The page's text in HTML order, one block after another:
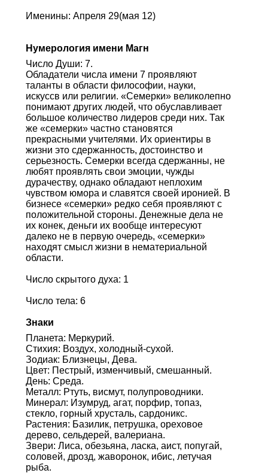
Именины: Апреля 29(мая 12)
Нумерология имени Магн
Число Души: 7.
Обладатели числа имени 7 проявляют
таланты в области философии, науки,
искуссв или религии. «Семерки» великолепно
понимают других людей, что обуславливает
большое количество лидеров среди них. Так
же «семерки» частно становятся
прекрасными учителями. Их ориентиры в
жизни это сдержанность, достоинство и
серьезность. Семерки всегда сдержанны, не
любят проявлять свои эмоции, чужды
дурачеству, однако обладают неплохим
чувством юмора и славятся своей иронией. В
бизнесе «семерки» редко себя проявляют с
положительной стороны. Денежные дела не
их конек, деньги их вообще интересуют
далеко не в первую очередь, «семерки»
находят смысл жизни в нематериальной
области.
Число скрытого духа: 1
Число тела: 6
Знаки
Планета: Меркурий.
Стихия: Воздух, холодный-сухой.
Зодиак: Близнецы, Дева.
Цвет: Пестрый, изменчивый, смешанный.
День: Среда.
Металл: Ртуть, висмут, полупроводники.
Минерал: Изумруд, агат, порфир, топаз,
стекло, горный хрусталь, сардоникс.
Растения: Базилик, петрушка, ореховое
дерево, сельдерей, валериана.
Звери: Лиса, обезьяна, ласка, аист, попугай,
соловей, дрозд, жаворонок, ибис, летучая
рыба.